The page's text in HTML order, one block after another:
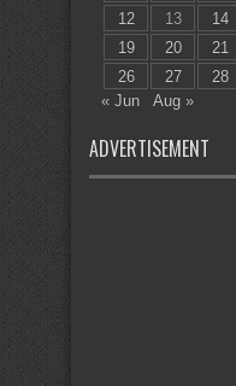
12
13 14
19
20 21
26
27 28
« Jun
Aug »
ADVERTISEMENT